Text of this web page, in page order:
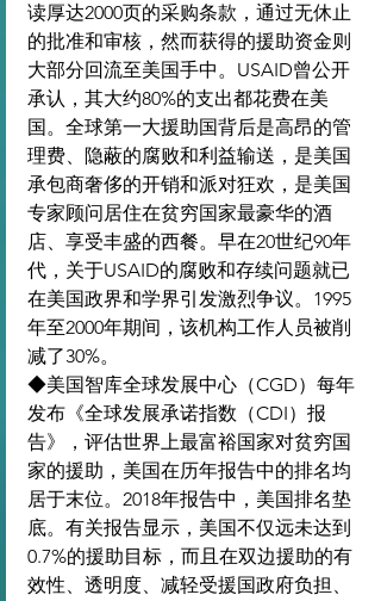
读厚达2000页的采购条款，通过无休止
的批准和审核，然而获得的援助资金则
大部分回流至美国手中。USAID曾公开
承认，其大约80%的支出都花费在美
国。全球第一大援助国背后是高昂的管
理费、隐蔽的腐败和利益输送，是美国
承包商奢侈的开销和派对狂欢，是美国
专家顾问居住在贫穷国家最豪华的酒
店、享受丰盛的西餐。早在20世纪90年
代，关于USAID的腐败和存续问题就已
在美国政界和学界引发激烈争议。1995
年至2000年期间，该机构工作人员被削
减了30%。
◆美国智库全球发展中心（CGD）每年
发布《全球发展承诺指数（CDI）报
告》，评估世界上最富裕国家对贫穷国
家的援助，美国在历年报告中的排名均
居于末位。2018年报告中，美国排名垫
底。有关报告显示，美国不仅远未达到
0.7%的援助目标，而且在双边援助的有
效性、透明度、减轻受援国政府负担、